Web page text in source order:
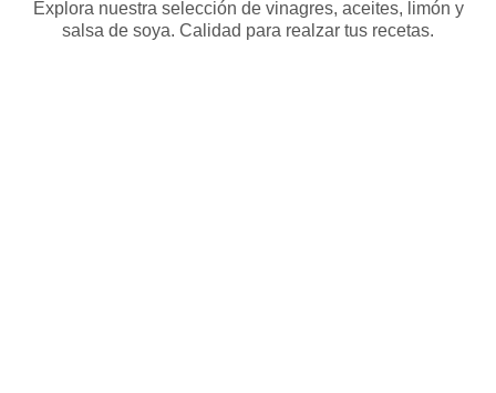
Explora nuestra selección de vinagres, aceites, limón y
salsa de soya. Calidad para realzar tus recetas.